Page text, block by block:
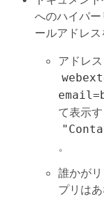
へのハイパ
ールアドレス
アドレ
て表示
。
誰かが
プリは